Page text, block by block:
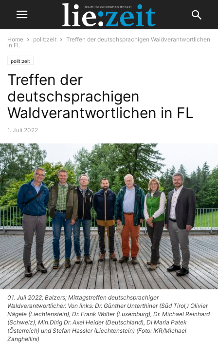
Home polit:zeit
Treffen der deutschsprachigen Waldverantwortlichen
in FL
polit:zeit
Treffen der
deutschsprachigen
Waldverantwortlichen in FL
1. Juli 2022
01. Juli 2022; Balzers; Mittagstreffen deutschsprachiger
Waldverantwortlicher. Von links: Dr. Günther Unterthiner (Süd Tirol,) Olivier
Nägele (Liechtenstein), Dr. Frank Wolter (Luxemburg), Dr. Michael Reinhard
(Schweiz), Min.Dirig Dr. Axel Heider (Deutschland), DI Maria Patek
(Österreich) und Stefan Hassler (Liechtenstein) (Foto: IKR/Michael
Zanghellini)